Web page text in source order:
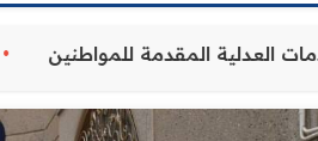
بمستوى الخدمات العدلية